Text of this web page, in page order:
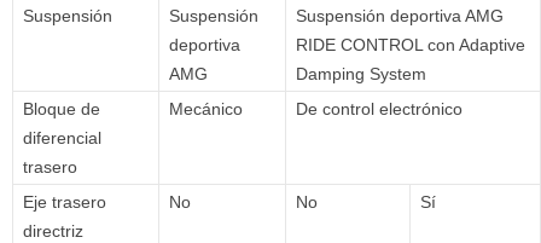
Suspensión
Suspensión
deportiva
AMG
Suspensión deportiva AMG
RIDE CONTROL con Adaptive
Damping System
Bloque de
diferencial
trasero
Mecánico De control electrónico
Eje trasero
directriz
No No Sí